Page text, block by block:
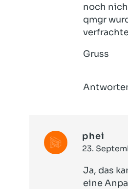
noch
qmgr
Gruss
phei
23.
Ja, das
eine